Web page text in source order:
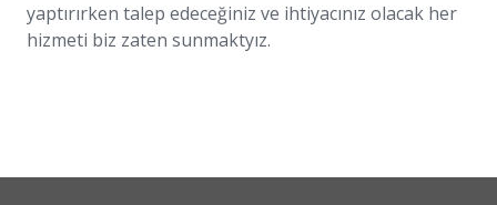
yaptırırken talep edeceğiniz ve ihtiyacınız olacak her
hizmeti biz zaten sunmaktyız.